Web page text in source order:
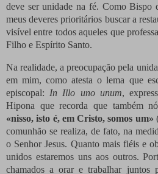
deve ser unidade na fé. Como Bispo
meus deveres prioritários buscar a
visível entre todos aqueles que
Filho e Espírito Santo.
Na realidade, a preocupação pela
em mim, como atesta o lema que
episcopal: In Illo uno unum,
Hipona que recorda que também
«nisso, isto é, em Cristo, somos um»
comunhão se realiza, de fato, na
o Senhor Jesus. Quanto mais fiéis e
unidos estaremos uns aos outros.
chamados a orar e trabalhar juntos